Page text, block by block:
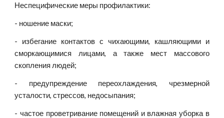
Неспецифические меры профилактики:
- ношение маски;
- избегание контактов с чихающими, кашляющими и
сморкающимися лицами, а также мест массового
скопления людей;
- предупреждение переохлаждения, чрезмерной
усталости, стрессов, недосыпания;
- частое проветривание помещений и влажная уборка в